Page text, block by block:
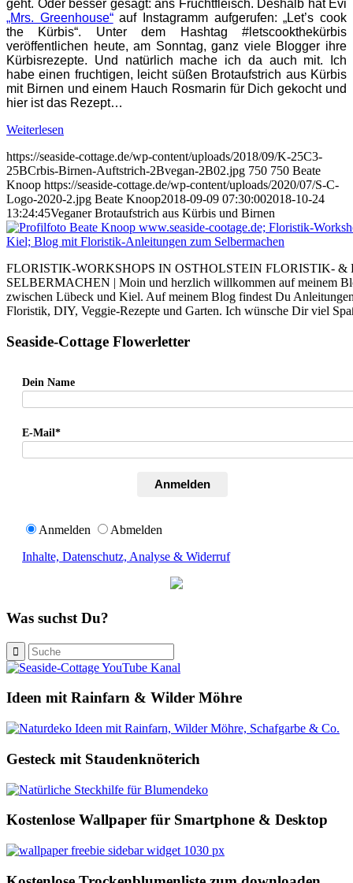
geht. Oder besser gesagt: ans Fruchtfleisch. Deshalb hat Evi
„Mrs. Greenhouse“auf Instagramm aufgerufen: „Let’s cook
the Kürbis“. Unter dem Hashtag #letscookthekürbis
veröffentlichen heute, am Sonntag, ganz viele Blogger ihre
Kürbisrezepte. Und natürlich mache ich da auch mit. Ich
habe einen fruchtigen, leicht süßen Brotaufstrich aus Kürbis
mit Birnen und einem Hauch Rosmarin für Dich gekocht und
hier ist das Rezept…
Weiterlesen
https://seaside-cottage.de/wp-content/uploads/2018/09/K-25C3-
25BCrbis-Birnen-Auftstrich-2Bvegan-2B02.jpg 750 750 Beate
Knoop https://seaside-cottage.de/wp-content/uploads/2020/07/S-C-
Logo-2020-2.jpg Beate Knoop2018-09-09 07:30:002018-10-24
13:24:45Veganer Brotaufstrich aus Kürbis und Birnen
FLORISTIK-WORKSHOPS IN OSTHOLSTEIN FLORISTIK-
SELBERMACHEN | Moin und herzlich willkommen auf meinem
zwischen Lübeck und Kiel. Auf meinem Blog findest Du
Floristik, DIY, Veggie-Rezepte und Garten. Ich wünsche Dir viel
Seaside-Cottage Flowerletter
Dein Name
E-Mail*
Anmelden
Anmelden
Abmelden
Inhalte, Datenschutz, Analyse & Widerruf
Was suchst Du?
Ideen mit Rainfarn & Wilder Möhre
Gesteck mit Staudenknöterich
Kostenlose Wallpaper für Smartphone & Desktop